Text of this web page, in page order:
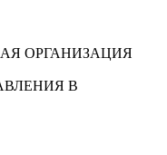
ОРГАНИЗАЦИЯ
В